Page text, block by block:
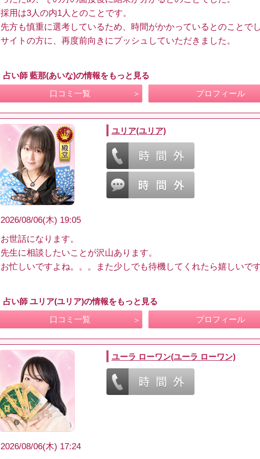
採用は3人の内1人とのことです。
先方も慎重に選考しているため、時間がかかっているとのことで
サイトの方に、再度前向きにプッシュしていただきました。
占い師 藍那(あいな)の情報をもっと見る
口コミ一覧 プロフィール
ユリア(ユリア)
2026/08/06(木) 19:05
お世話になります。
先生に相談したいことが沢山あります。
お忙しいですよね。。。また少しでも待機してくれたら嬉しいで
占い師 ユリア(ユリア)の情報をもっと見る
口コミ一覧 プロフィール
ユーラ ローワン(ユーラ ローワン)
2026/08/06(木) 17:24